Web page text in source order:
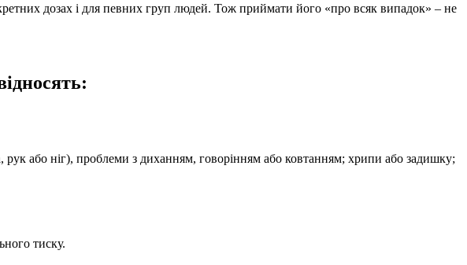
дозах і для певних груп людей. Тож приймати його «про всяк випадок» – не
рук або ніг), проблеми з диханням, говорінням або ковтанням; хрипи або задишку;
тиску.